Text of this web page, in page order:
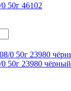
50г 46102
50г 23980 чёрный